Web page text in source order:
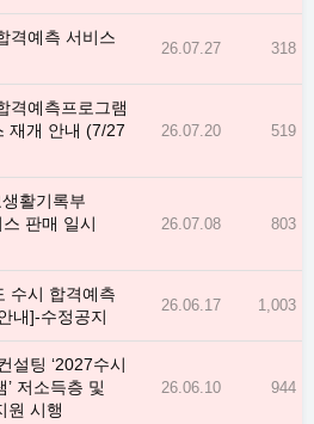
격예측 서비스
26.07.27 318
격예측프로그램
재개 안내 (7/27
26.07.20 519
활기록부
판매 일시
26.07.08 803
수시 합격예측
내]-수정공지
26.06.17 1,003
설팅 ‘2027수시
저소득층 및
원 시행
26.06.10 944